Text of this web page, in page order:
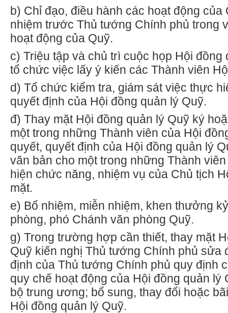
b) Chỉ đạo, điều hành các hoạt động của
nhiệm trước Thủ tướng Chính phủ trong
hoạt động của Quỹ.
c) Triệu tập và chủ trì cuộc họp Hội đồng
tổ chức việc lấy ý kiến các Thành viên
d) Tổ chức kiểm tra, giám sát việc thực
quyết định của Hội đồng quản lý Quỹ.
đ) Thay mặt Hội đồng quản lý Quỹ ký
một trong những Thành viên của Hội
quyết, quyết định của Hội đồng quản lý
văn bản cho một trong những Thành
hiện chức năng, nhiệm vụ của Chủ tịch
mặt.
e) Bổ nhiệm, miễn nhiệm, khen thưởng
phòng, phó Chánh văn phòng Quỹ.
g) Trong trường hợp cần thiết, thay mặt
Quỹ kiến nghị Thủ tướng Chính phủ sửa
định của Thủ tướng Chính phủ quy định
quy chế hoạt động của Hội đồng quản lý
bộ trung ương; bổ sung, thay đổi hoặc
Hội đồng quản lý Quỹ.